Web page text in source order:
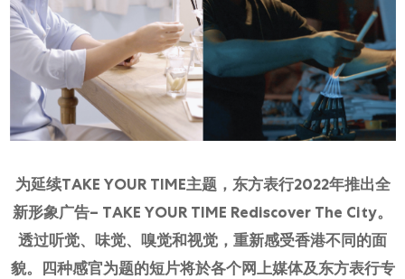
登入
注册
会员尊享
为延续TAKE YOUR TIME主题，东方表行2022年推出全
新形象广告– TAKE YOUR TIME Rediscover The City。
透过听觉、味觉、嗅觉和视觉，重新感受香港不同的面
貌。 四种感官为题的短片将於各个网上媒体及东方表行专